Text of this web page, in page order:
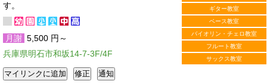
ギター教室
ベース教室
バイオリン・チェロ教室
フルート教室
サックス教室
す。
月謝 5,500 円～
兵庫県明石市和坂14-7-3F/4F